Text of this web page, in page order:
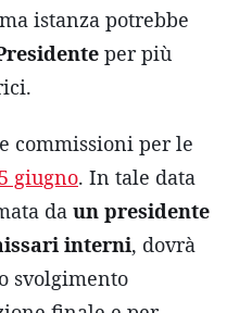
istanza potrebbe
per più
commissioni per le
giugno. In tale data
da un presidente
interni, dovrà
svolgimento